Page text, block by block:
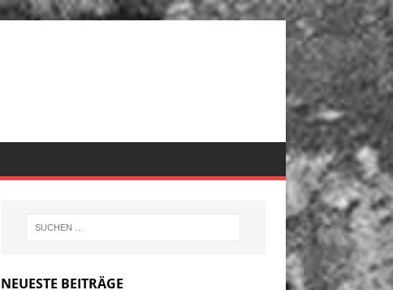
NEUESTE BEITRÄGE